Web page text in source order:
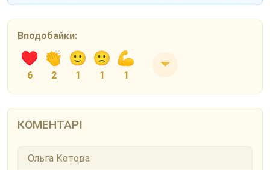
Вподобайки:
6 2 1 1 1
КОМЕНТАРІ
Ольга Котова